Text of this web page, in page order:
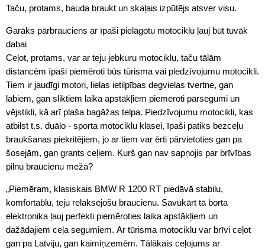
Taču, protams, bauda braukt un skaļais izpūtējs atsver visu.
Garāks pārbrauciens ar īpaši pielāgotu motociklu ļauj būt tuvāk
dabai
Ceļot, protams, var ar teju jebkuru motociklu, taču tālām
distancēm īpaši piemēroti būs tūrisma vai piedzīvojumu motocikli.
Tiem ir jaudīgi motori, lielas ietilpības degvielas tvertne, gan
labiem, gan sliktiem laika apstākļiem piemēroti pārsegumi un
vējstikli, kā arī plaša bagāžas telpa. Piedzīvojumu motocikli, kas
atbilst t.s. duālo - sporta motociklu klasei, īpaši patiks bezceļu
braukšanas piekritējiem, jo ar tiem var ērti pārvietoties gan pa
šosejām, gan grants ceļiem. Kurš gan nav sapņojis par brīvības
pilnu braucienu mežā?
„Piemēram, klasiskais BMW R 1200 RT piedāvā stabilu,
komfortablu, teju relaksējošu braucienu. Savukārt tā borta
elektronika ļauj perfekti piemēroties laika apstākļiem un
dažādajiem ceļa segumiem. Ar tūrisma motociklu var brīvi ceļot
gan pa Latviju, gan kaimiņzemēm. Tālākais ceļojums ar